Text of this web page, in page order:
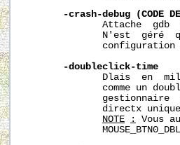
-crash-debug
(CODE DE
Attache  gdb
N'est  géré
configuration
-doubleclick-time
Dlais  en
comme un
gestionnaire
directx
NOTE
:
Vous